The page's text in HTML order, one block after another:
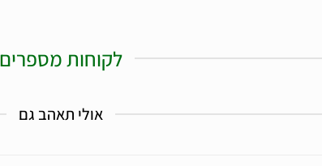
לקוחות מספרים
אולי תאהב גם